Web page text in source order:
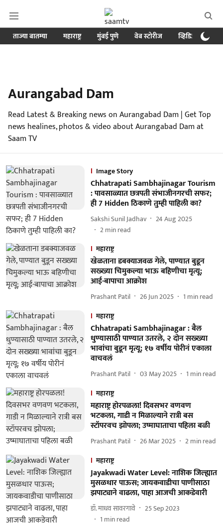
ताज्या बातम्या महाराष्ट्र मुंबई पुणे वेब स्टोरीज व्हिडिओ
Aurangabad Dam
Read Latest & Breaking news on Aurangabad Dam | Get Top
news healines, photos & video about Aurangabad Dam at
Saam TV
Image Story
Chhatrapati Sambhajinagar Tourism
: पावसाळ्यात छत्रपती संभाजीनगरची सफर;
ही 7 Hidden ठिकाणे तुम्ही पाहिली का?
Sakshi Sunil Jadhav
24 Aug 2025
2min read
महाराष्ट्र
खेळताना डबक्याजवळ गेले, पाण्यात बुडून
सख्ख्या चिमुकल्या भाऊ बहिणीचा मृत्यू;
आई-बापाचा आक्रोश
Prashant Patil 26 Jun 2025 1 min read
महाराष्ट्र
Chhatrapati Sambhajinagar : बैल
धुण्यासाठी पाण्यात उतरले, २ दोन सख्ख्या
भावांचा बुडून मृत्यू; १७ वर्षीय पोरीनं एकाला
वाचवलं
Prashant Patil 03 May 2025 1 min read
महाराष्ट्र
महाराष्ट्र होरपळला! दिवसभर वणवण
भटकला, गाडी न मिळाल्याने रात्री बस
स्टॉपरवच झोपला; उष्माघाताचा पहिला बळी
Prashant Patil 26 Mar 2025 2min read
महाराष्ट्र
Jayakwadi Water Level: नाशिक जिल्ह्यात
मुसळधार पाऊस; जायकवाडीचा पाणीसाठा
झपाट्याने वाढला, पाहा आजची आकडेवारी
डॉ. माधव सावरगावे
25 Sep 2023
1 min read